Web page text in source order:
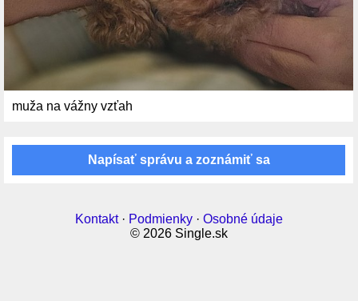
muža na vážny vzťah
Napísať správu a zoznámiť sa
Kontakt· Podmienky · Osobné údaje
© 2026 Single.sk